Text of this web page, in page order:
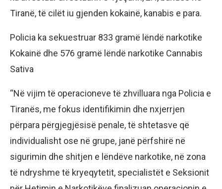
Tiranë, të cilët iu gjenden kokainë, kanabis e para.
Policia ka sekuestruar 833 gramë lëndë narkotike
Kokainë dhe 576 gramë lëndë narkotike Cannabis
Sativa
“Në vijim të operacioneve të zhvilluara nga Policia e
Tiranës, me fokus identifikimin dhe nxjerrjen
përpara përgjegjësisë penale, të shtetasve që
individualisht ose në grupe, janë përfshirë në
sigurimin dhe shitjen e lëndëve narkotike, në zona
të ndryshme të kryeqytetit, specialistët e Seksionit